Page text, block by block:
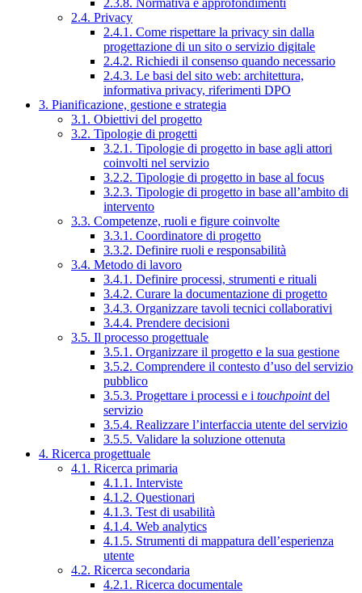
2.3.8. Normativa e approfondimenti
2.4. Privacy
2.4.1. Come rispettare la privacy sin dalla
progettazione di un sito o servizio digitale
2.4.2. Richiedi il consenso quando necessario
2.4.3. Le basi del sito web: architettura,
informativa privacy, riferimenti DPO
3. Pianificazione, gestione e strategia
3.1. Obiettivi del progetto
3.2. Tipologie di progetti
3.2.1. Tipologie di progetto in base agli attori
coinvolti nel servizio
3.2.2. Tipologie di progetto in base al focus
3.2.3. Tipologie di progetto in base all’ambito di
intervento
3.3. Competenze, ruoli e figure coinvolte
3.3.1. Coordinatore di progetto
3.3.2. Definire ruoli e responsabilità
3.4. Metodo di lavoro
3.4.1. Definire processi, strumenti e rituali
3.4.2. Curare la documentazione di progetto
3.4.3. Organizzare tavoli tecnici collaborativi
3.4.4. Prendere decisioni
3.5. Il processo progettuale
3.5.1. Organizzare il progetto e la sua gestione
3.5.2. Comprendere il contesto d’uso del servizio
pubblico
3.5.3. Progettare i processi e i touchpointdel
servizio
3.5.4. Realizzare l’interfaccia utente del servizio
3.5.5. Validare la soluzione ottenuta
4. Ricerca progettuale
4.1. Ricerca primaria
4.1.1. Interviste
4.1.2. Questionari
4.1.3. Test di usabilità
4.1.4. Web analytics
4.1.5. Strumenti di mappatura dell’esperienza
utente
4.2. Ricerca secondaria
4.2.1. Ricerca documentale